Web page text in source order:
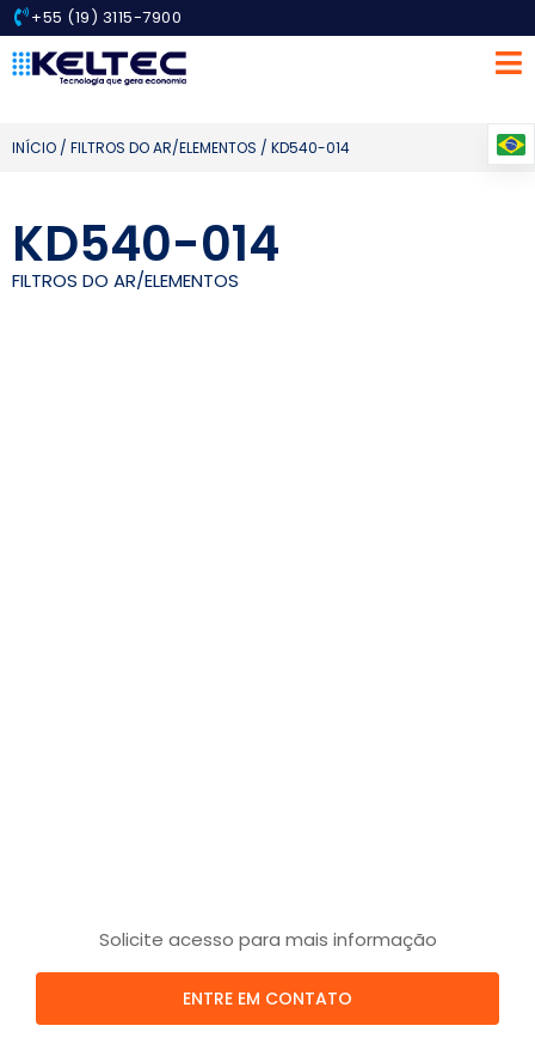
+55 (19) 3115-7900
INÍCIO / FILTROS DO AR/ELEMENTOS / KD540-014
KD540-014
FILTROS DO AR/ELEMENTOS
Solicite acesso para mais informação
ENTRE EM CONTATO